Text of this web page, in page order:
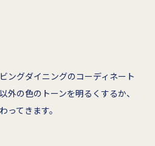
ングダイニングのコーディネート
外の色のトーンを明るくするか、
ってきます。